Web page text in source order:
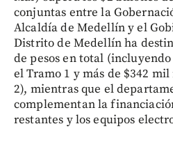
conjuntas entre la
Alcaldía de Medellín y el
Distrito de Medellín ha
de pesos en total
el Tramo 1 y más de $342
2), mientras que el
complementan la
restantes y los equipos